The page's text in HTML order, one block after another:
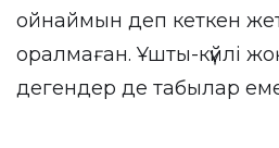
ойнаймын деп кеткен
оралмаған. Ұшты-күйлі
дегендер де табылар